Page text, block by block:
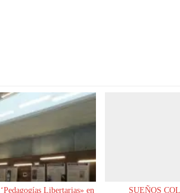
Libertarias» en
SUEÑOS